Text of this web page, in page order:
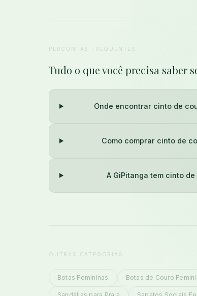
PERGUNTAS FREQUENTES
Tudo o que você precisa saber
Onde encontrar cinto de
Como comprar cinto de
A GiPitanga tem cinto
OUTRAS CATEGORIAS
Botas Femininas Botas de Couro